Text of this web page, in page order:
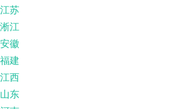
江苏
淅江
安徽
福建
江西
山东